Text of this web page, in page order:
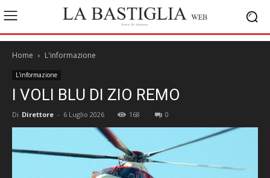
Home L'informazione
L'informazione
I VOLI BLU DI ZIO REMO
Di Direttore - 6 Luglio 2026 168 0